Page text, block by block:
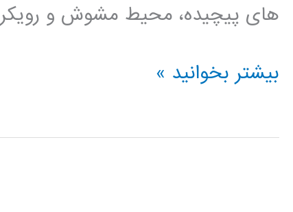
های پیچیده، محیط مشوش و
کتاب
هوش
بیشتر بخوانید »